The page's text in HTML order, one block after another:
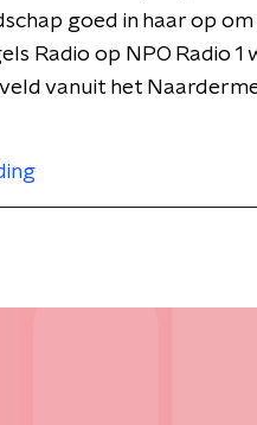
goed in haar op
Radio op NPO Radio
vanuit het